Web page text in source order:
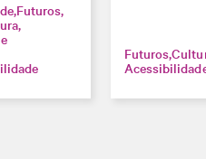
Futuros
Futuros